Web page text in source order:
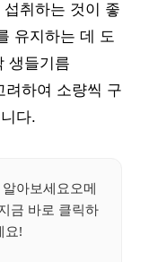
취하는 것이 좋
유지하는 데 도
생들기름
려하여 소량씩 구
다.
아보세요오메
금 바로 클릭하
요!